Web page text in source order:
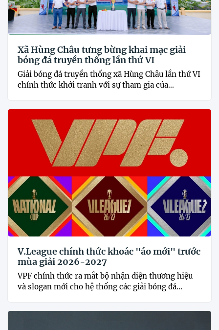
Xã Hùng Châu tưng bừng khai mạc giải
bóng đá truyền thống lần thứ VI
Giải bóng đá truyền thống xã Hùng Châu lần thứ VI
chính thức khởi tranh với sự tham gia của...
V.League chính thức khoác "áo mới" trước
mùa giải 2026-2027
VPF chính thức ra mắt bộ nhận diện thương hiệu
và slogan mới cho hệ thống các giải bóng đá...